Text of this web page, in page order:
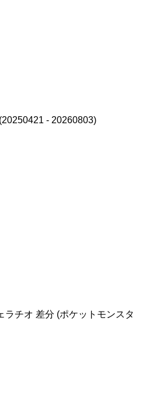
- 20260803)
ラチオ 差分 (ポケットモンスタ